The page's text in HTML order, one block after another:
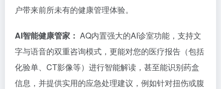
户带来前所未有的健康管理体验。
AI智能健康管家： AQ内置强大的AI诊室功能，支持文
字与语音的双重咨询模式，更能对您的医疗报告（包括
化验单、CT影像等）进行智能解读，甚至能识别药盒
信息，并提供实用的应急处理建议，例如针对扭伤或腹